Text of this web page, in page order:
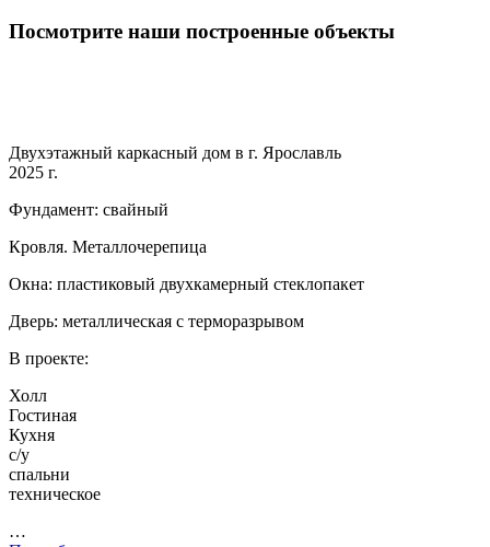
Посмотрите наши построенные объекты
Двухэтажный каркасный дом в г. Ярославль
2025 г.
Фундамент: свайный
Кровля. Металлочерепица
Окна: пластиковый двухкамерный стеклопакет
Дверь: металлическая с терморазрывом
В проекте:
Холл
Гостиная
Кухня
с/у
спальни
техническое
…